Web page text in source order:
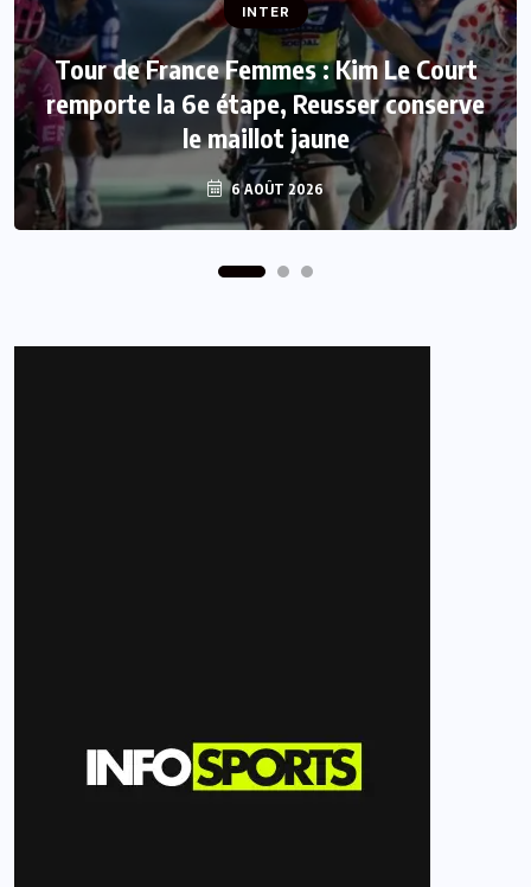
INTER
Tour de France Femmes : Kim Le Court
remporte la 6e étape, Reusser conserve
le maillot jaune
6 AOÛT 2026
INTER
Mercato : Mohamed Salah rejoint
Trabzonspor
6 AOÛT 2026